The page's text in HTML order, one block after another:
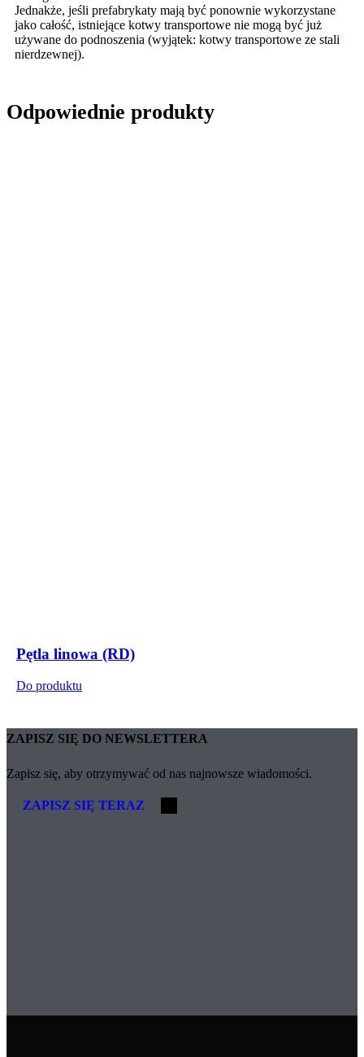
Jednakże, jeśli prefabrykaty mają być ponownie wykorzystane
jako całość, istniejące kotwy transportowe nie mogą być już
używane do podnoszenia (wyjątek: kotwy transportowe ze stali
nierdzewnej).
Odpowiednie produkty
Pętla linowa (RD)
Do produktu
ZAPISZ SIĘ DO NEWSLETTERA
Zapisz się, aby otrzymywać od nas najnowsze wiadomości.
ZAPISZ SIĘ TERAZ